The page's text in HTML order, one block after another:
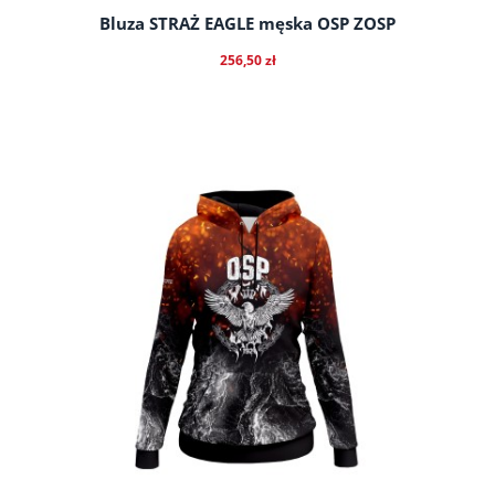
Bluza STRAŻ EAGLE męska OSP ZOSP
256,50 zł
do koszyka